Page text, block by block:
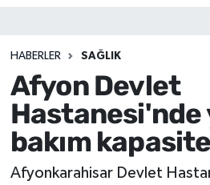
HABERLER SAĞLIK
Afyon Devlet
Hastanesi'nde
bakım
Afyonkarahisar Devlet
Sağlık
Eğitim